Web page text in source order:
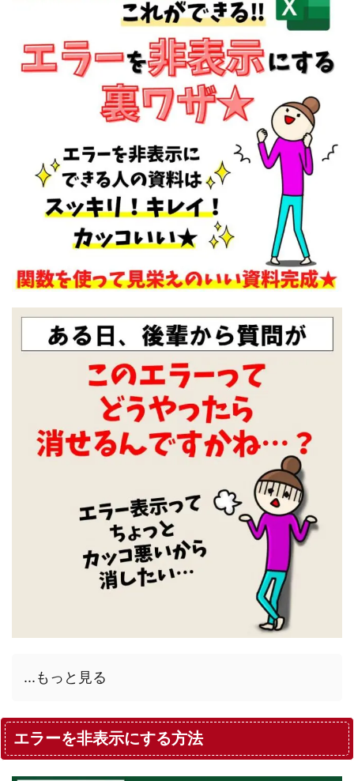
...もっと見る
エラーを非表示にする方法